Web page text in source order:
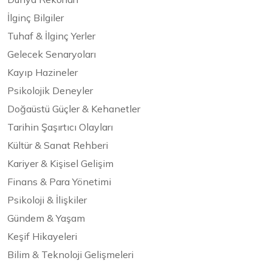
İlginç Bilgiler
Tuhaf & İlginç Yerler
Gelecek Senaryoları
Kayıp Hazineler
Psikolojik Deneyler
Doğaüstü Güçler & Kehanetler
Tarihin Şaşırtıcı Olayları
Kültür & Sanat Rehberi
Kariyer & Kişisel Gelişim
Finans & Para Yönetimi
Psikoloji & İlişkiler
Gündem & Yaşam
Keşif Hikayeleri
Bilim & Teknoloji Gelişmeleri